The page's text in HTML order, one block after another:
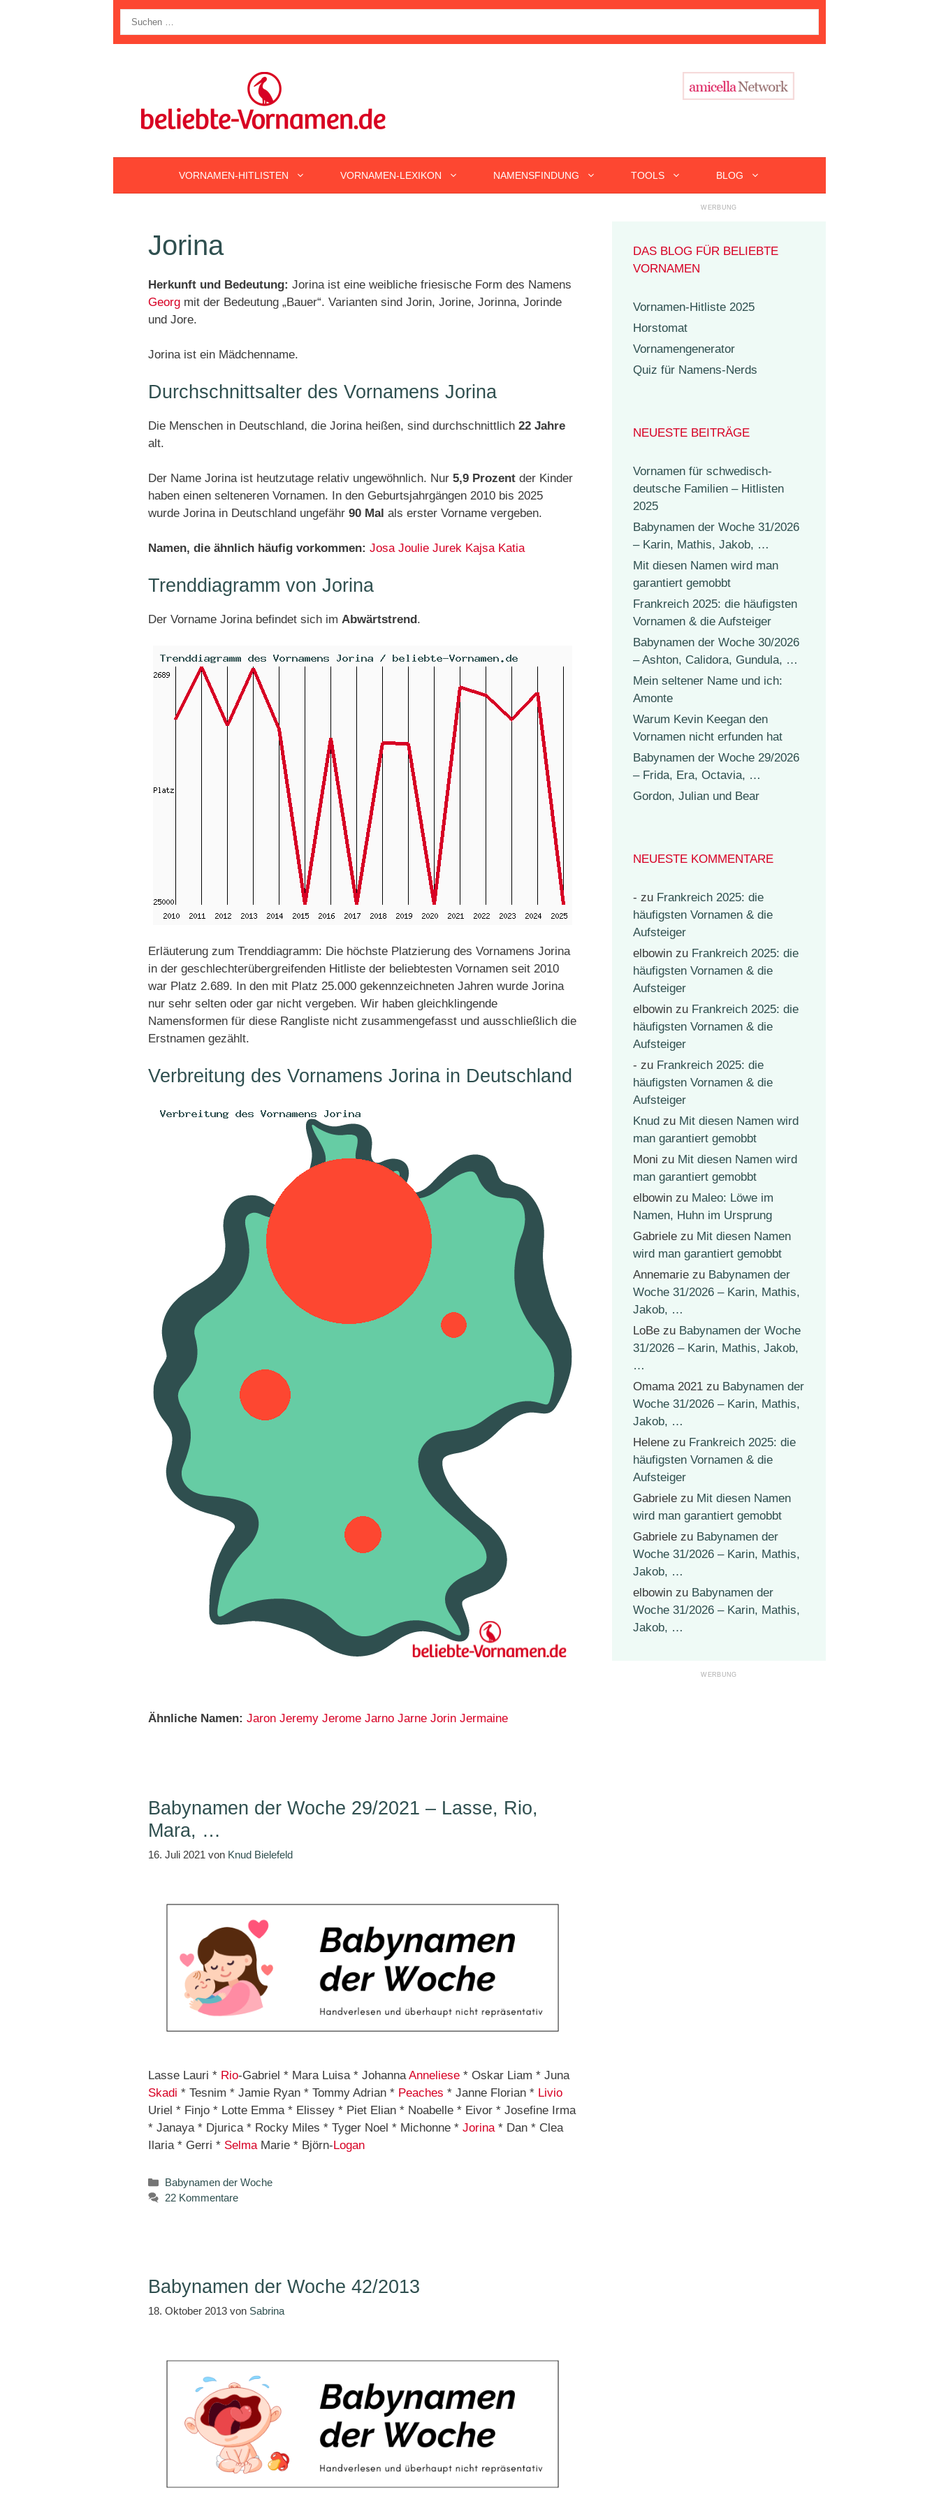
nach:
VORNAMEN-HITLISTEN VORNAMEN-LEXIKON NAMENSFINDUNG TOOLS BLOG
Jorina
Herkunft und Bedeutung: Jorina ist eine weibliche friesische Form des Namens
Georg mit der Bedeutung „Bauer“. Varianten sind Jorin, Jorine, Jorinna, Jorinde
und Jore.
Jorina ist ein Mädchenname.
Durchschnittsalter des Vornamens Jorina
Die Menschen in Deutschland, die Jorina heißen, sind durchschnittlich 22 Jahre
alt.
Der Name Jorina ist heutzutage relativ ungewöhnlich. Nur 5,9 Prozent der Kinder
haben einen selteneren Vornamen. In den Geburtsjahrgängen 2010 bis 2025
wurde Jorina in Deutschland ungefähr 90 Mal als erster Vorname vergeben.
Namen, die ähnlich häufig vorkommen: Josa Joulie Jurek Kajsa Katia
Trenddiagramm von Jorina
Der Vorname Jorina befindet sich im Abwärtstrend.
Erläuterung zum Trenddiagramm: Die höchste Platzierung des Vornamens Jorina
in der geschlechterübergreifenden Hitliste der beliebtesten Vornamen seit 2010
war Platz 2.689. In den mit Platz 25.000 gekennzeichneten Jahren wurde Jorina
nur sehr selten oder gar nicht vergeben. Wir haben gleichklingende
Namensformen für diese Rangliste nicht zusammengefasst und ausschließlich die
Erstnamen gezählt.
Verbreitung des Vornamens Jorina in Deutschland
Ähnliche Namen: Jaron Jeremy Jerome Jarno Jarne Jorin Jermaine
Babynamen der Woche 29/2021 – Lasse, Rio,
Mara, …
16. Juli 2021 von Knud Bielefeld
Lasse Lauri * Rio-Gabriel * Mara Luisa * JohannaAnneliese * Oskar Liam * Juna
Skadi * Tesnim * Jamie Ryan * Tommy Adrian * Peaches * Janne Florian * Livio
Uriel * Finjo * Lotte Emma * Elissey * Piet Elian * Noabelle * Eivor * Josefine Irma
* Janaya * Djurica * Rocky Miles * Tyger Noel * Michonne * Jorina* Dan * Clea
Ilaria * Gerri * SelmaMarie * Björn- Logan
Kategorien
Babynamen der Woche
22 Kommentare
Babynamen der Woche 42/2013
18. Oktober 2013 von Sabrina
DAS BLOG FÜR BELIEBTE
VORNAMEN
Vornamen-Hitliste 2025
Horstomat
Vornamengenerator
Quiz für Namens-Nerds
NEUESTE BEITRÄGE
Vornamen für schwedisch-
deutsche Familien – Hitlisten
2025
Babynamen der Woche 31/2026
– Karin, Mathis, Jakob, …
Mit diesen Namen wird man
garantiert gemobbt
Frankreich 2025: die häufigsten
Vornamen & die Aufsteiger
Babynamen der Woche 30/2026
– Ashton, Calidora, Gundula, …
Mein seltener Name und ich:
Amonte
Warum Kevin Keegan den
Vornamen nicht erfunden hat
Babynamen der Woche 29/2026
– Frida, Era, Octavia, …
Gordon, Julian und Bear
NEUESTE KOMMENTARE
- zu Frankreich 2025: die
häufigsten Vornamen & die
Aufsteiger
elbowin zu Frankreich 2025: die
häufigsten Vornamen & die
Aufsteiger
elbowin zu Frankreich 2025: die
häufigsten Vornamen & die
Aufsteiger
- zu Frankreich 2025: die
häufigsten Vornamen & die
Aufsteiger
Knud zu Mit diesen Namen wird
man garantiert gemobbt
Moni zu Mit diesen Namen wird
man garantiert gemobbt
elbowin zu Maleo: Löwe im
Namen, Huhn im Ursprung
Gabriele zu Mit diesen Namen
wird man garantiert gemobbt
Annemarie zu Babynamen der
Woche 31/2026 – Karin, Mathis,
Jakob, …
LoBe zu Babynamen der Woche
31/2026 – Karin, Mathis, Jakob,
…
Omama 2021 zu Babynamen der
Woche 31/2026 – Karin, Mathis,
Jakob, …
Helene zu Frankreich 2025: die
häufigsten Vornamen & die
Aufsteiger
Gabriele zu Mit diesen Namen
wird man garantiert gemobbt
Gabriele zu Babynamen der
Woche 31/2026 – Karin, Mathis,
Jakob, …
elbowin zu Babynamen der
Woche 31/2026 – Karin, Mathis,
Jakob, …